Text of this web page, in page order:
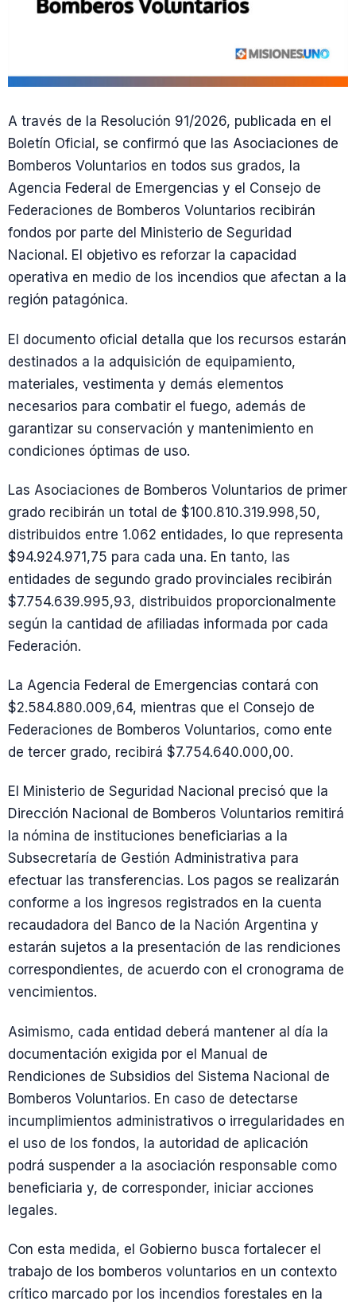
A través de la Resolución 91/2026, publicada en el
Boletín Oficial, se confirmó que las Asociaciones de
Bomberos Voluntarios en todos sus grados, la
Agencia Federal de Emergencias y el Consejo de
Federaciones de Bomberos Voluntarios recibirán
fondos por parte del Ministerio de Seguridad
Nacional. El objetivo es reforzar la capacidad
operativa en medio de los incendios que afectan a la
región patagónica.
El documento oficial detalla que los recursos estarán
destinados a la adquisición de equipamiento,
materiales, vestimenta y demás elementos
necesarios para combatir el fuego, además de
garantizar su conservación y mantenimiento en
condiciones óptimas de uso.
Las Asociaciones de Bomberos Voluntarios de primer
grado recibirán un total de $100.810.319.998,50,
distribuidos entre 1.062 entidades, lo que representa
$94.924.971,75 para cada una. En tanto, las
entidades de segundo grado provinciales recibirán
$7.754.639.995,93, distribuidos proporcionalmente
según la cantidad de afiliadas informada por cada
Federación.
La Agencia Federal de Emergencias contará con
$2.584.880.009,64, mientras que el Consejo de
Federaciones de Bomberos Voluntarios, como ente
de tercer grado, recibirá $7.754.640.000,00.
El Ministerio de Seguridad Nacional precisó que la
Dirección Nacional de Bomberos Voluntarios remitirá
la nómina de instituciones beneficiarias a la
Subsecretaría de Gestión Administrativa para
efectuar las transferencias. Los pagos se realizarán
conforme a los ingresos registrados en la cuenta
recaudadora del Banco de la Nación Argentina y
estarán sujetos a la presentación de las rendiciones
correspondientes, de acuerdo con el cronograma de
vencimientos.
Asimismo, cada entidad deberá mantener al día la
documentación exigida por el Manual de
Rendiciones de Subsidios del Sistema Nacional de
Bomberos Voluntarios. En caso de detectarse
incumplimientos administrativos o irregularidades en
el uso de los fondos, la autoridad de aplicación
podrá suspender a la asociación responsable como
beneficiaria y, de corresponder, iniciar acciones
legales.
Con esta medida, el Gobierno busca fortalecer el
trabajo de los bomberos voluntarios en un contexto
crítico marcado por los incendios forestales en la